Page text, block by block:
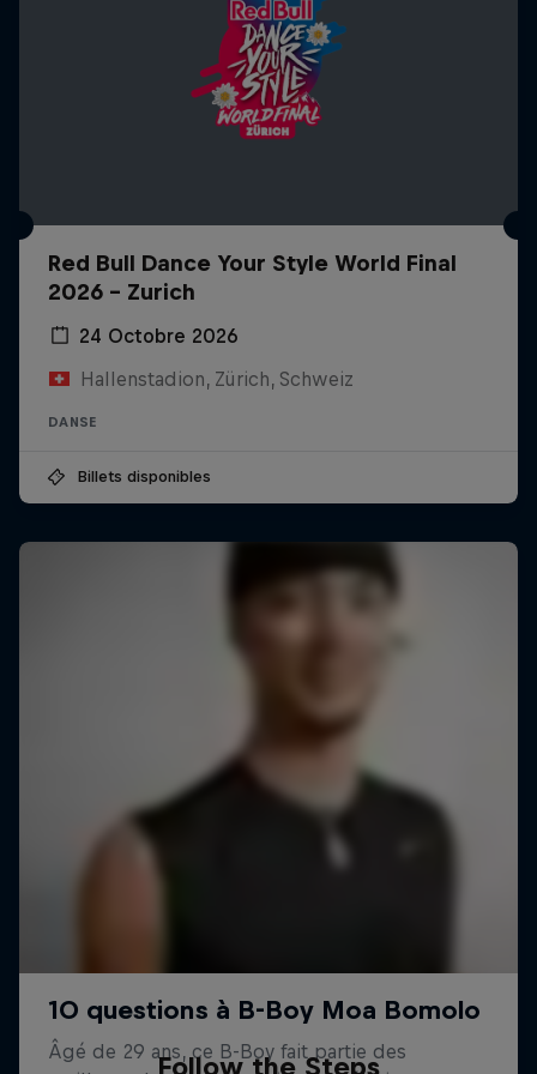
Red Bull Dance Your Style World Final
2026 - Zurich
24 Octobre 2026
Hallenstadion, Zürich, Schweiz
DANSE
Billets disponibles
Follow the Steps